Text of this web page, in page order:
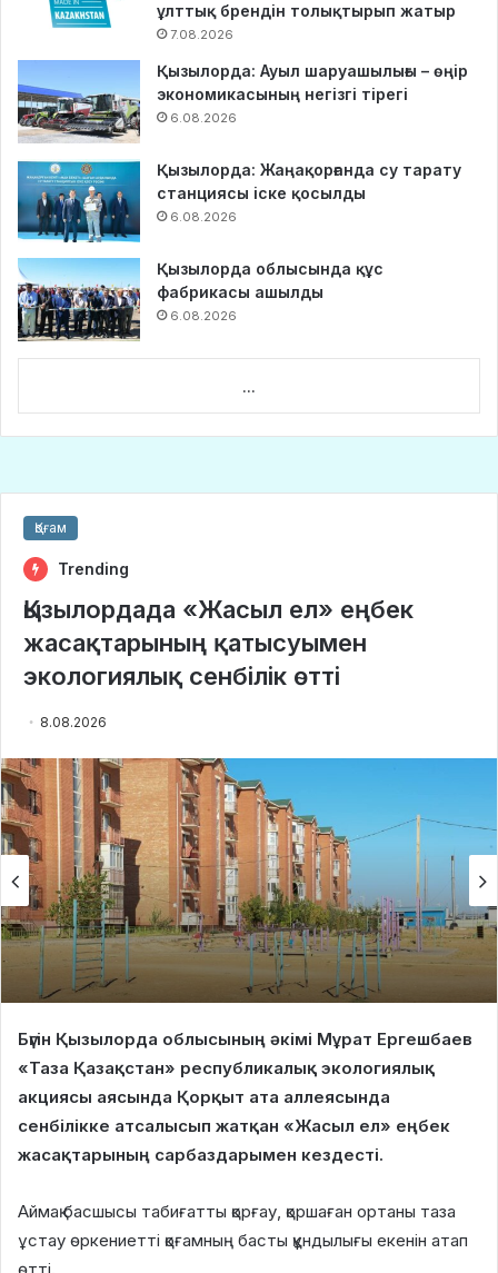
ұлттық брендін толықтырып жатыр
7.08.2026
Қызылорда: Ауыл шаруашылығы – өңір
экономикасының негізгі тірегі
6.08.2026
Қызылорда: Жаңақорғанда су тарату
станциясы іске қосылды
6.08.2026
Қызылорда облысында құс
фабрикасы ашылды
6.08.2026
...